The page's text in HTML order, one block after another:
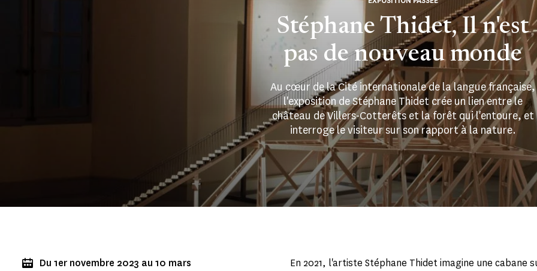
Stéphane Thidet, Il n'est
pas de nouveau monde
Au cœur de la Cité internationale de la langue française,
l'exposition de Stéphane Thidet crée un lien entre le
château de Villers-Cotterêts et la forêt qui l'entoure, et
interroge le visiteur sur son rapport à la nature.
Du 1er novembre 2023 au 10 mars
En 2021, l'artiste Stéphane Thidet imagine une cabane